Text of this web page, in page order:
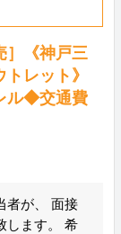
］《神戸三
レット》
ル◆交通費
者が、 面接
します。 希